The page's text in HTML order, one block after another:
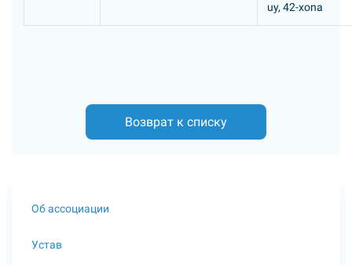
uy, 42-xona
Возврат к списку
Об ассоциации
Устав